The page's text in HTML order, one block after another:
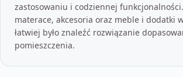
zastosowaniu i codziennej
materace, akcesoria oraz meble i dodatki
łatwiej było znaleźć rozwiązanie
pomieszczenia.